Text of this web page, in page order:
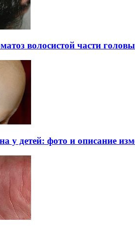
волосистой части
у детей: фото и описание